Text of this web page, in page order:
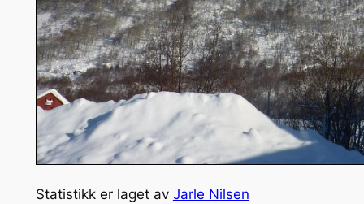
Statistikk er laget av Jarle Nilsen